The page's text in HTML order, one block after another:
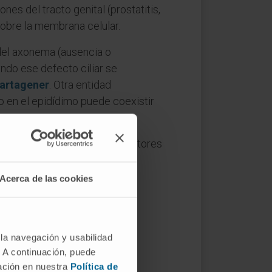
Acerca de las cookies
navegación y usabilidad
continuación, puede
en nuestra Política de
del tracto genital (prostatitis,
la membrana celular.
axonema (ausencia o
ese defecto ciliar se
. Otra entidad
en el epidídimo puede coexistir
superficie del flagelo) y factores
pero todos con
se habla de